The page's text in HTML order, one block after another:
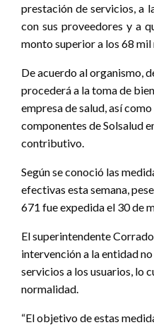
prestación de servicios, a
con sus proveedores y a
monto superior a los 68 mil
De acuerdo al organismo,
procederá a la toma de
empresa de salud, así
componentes de Solsalud
contributivo.
Según se conoció las
efectivas esta semana,
671 fue expedida el 30 de
El superintendente
intervención a la entidad
servicios a los usuarios, lo
normalidad.
“El objetivo de estas